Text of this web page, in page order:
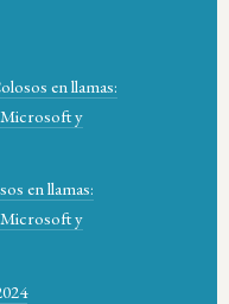
en llamas:
Microsoft y
en llamas:
Microsoft y